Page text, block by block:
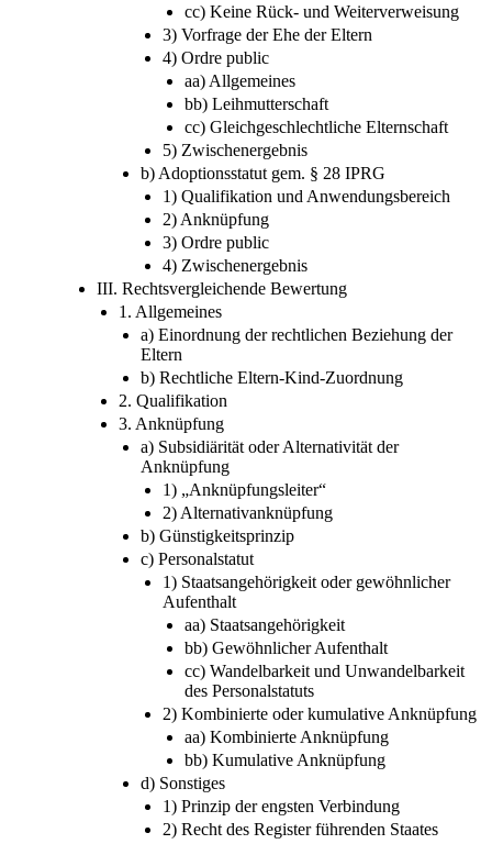
cc) Keine Rück- und Weiterverweisung
3) Vorfrage der Ehe der Eltern
4) Ordre public
aa) Allgemeines
bb) Leihmutterschaft
cc) Gleichgeschlechtliche Elternschaft
5) Zwischenergebnis
b) Adoptionsstatut gem. § 28 IPRG
1) Qualifikation und Anwendungsbereich
2) Anknüpfung
3) Ordre public
4) Zwischenergebnis
III. Rechtsvergleichende Bewertung
1. Allgemeines
a) Einordnung der rechtlichen Beziehung der
Eltern
b) Rechtliche Eltern-Kind-Zuordnung
2. Qualifikation
3. Anknüpfung
a) Subsidiärität oder Alternativität der
Anknüpfung
1) „Anknüpfungsleiter“
2) Alternativanknüpfung
b) Günstigkeitsprinzip
c) Personalstatut
1) Staatsangehörigkeit oder gewöhnlicher
Aufenthalt
aa) Staatsangehörigkeit
bb) Gewöhnlicher Aufenthalt
cc) Wandelbarkeit und Unwandelbarkeit
des Personalstatuts
2) Kombinierte oder kumulative Anknüpfung
aa) Kombinierte Anknüpfung
bb) Kumulative Anknüpfung
d) Sonstiges
1) Prinzip der engsten Verbindung
2) Recht des Register führenden Staates